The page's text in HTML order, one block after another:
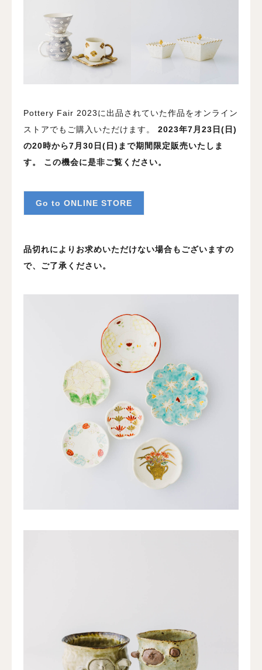
Pottery Fair 2023に出品されていた作品をオンライン
ストアでもご購入いただけます。
2023年7月23日(日)
の20時から7月30日(日)まで期間限定販売いたしま
す。
この機会に是非ご覧ください。
Go to ONLINE STORE
品切れによりお求めいただけない場合もございますの
で、ご了承ください。